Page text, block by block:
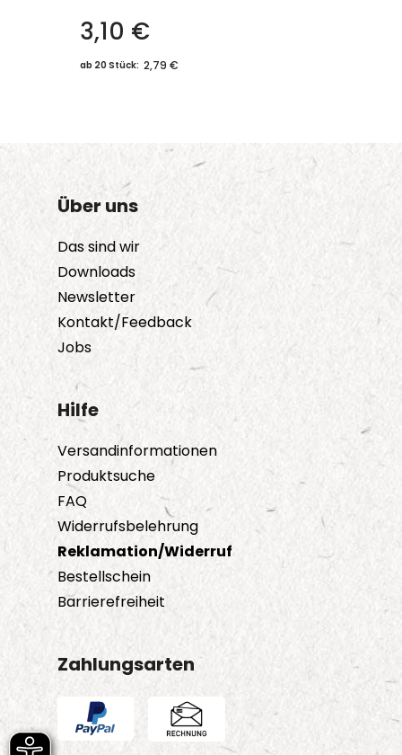
3,10 €
ab 20 Stück: 2,79 €
Über uns
Das sind wir
Downloads
Newsletter
Kontakt/Feedback
Jobs
Hilfe
Versandinformationen
Produktsuche
FAQ
Widerrufsbelehrung
Reklamation/Widerruf
Bestellschein
Barrierefreiheit
Zahlungsarten